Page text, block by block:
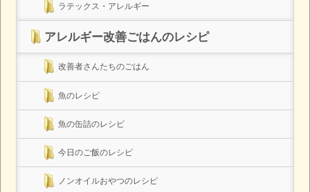
ラテックス・アレルギー
アレルギー改善ごはんのレシピ
改善者さんたちのごはん
魚のレシピ
魚の缶詰のレシピ
今日のご飯のレシピ
ノンオイルおやつのレシピ